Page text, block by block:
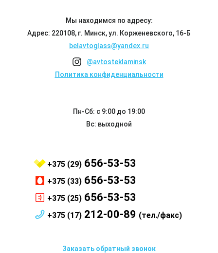
Мы находимся по адресу:
Адрес: 220108, г. Минск, ул. Корженевского, 16-Б
belavtoglass@yandex.ru
@avtosteklaminsk
Политика конфиденциальности
Пн-Сб: с 9:00 до 19:00
Вс: выходной
+375 (29) 656-53-53
+375 (33) 656-53-53
+375 (25) 656-53-53
+375 (17) 212-00-89 (тел./факс)
Заказать обратный звонок